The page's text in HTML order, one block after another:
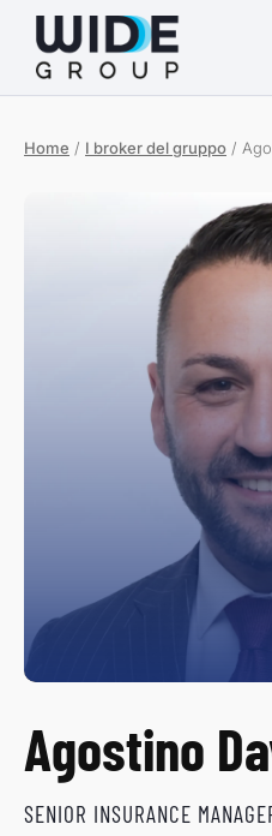
Home / I broker del gruppo /
Agostino
SENIOR INSURANCE